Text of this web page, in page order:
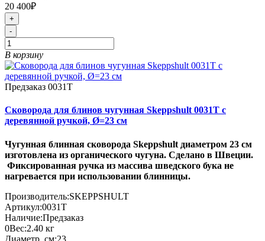
20 400₽
+
-
В корзину
Предзаказ 0031T
Сковорода для блинов чугунная Skeppshult 0031T с
деревянной ручкой, Ø=23 см
Чугунная блинная сковорода Skeppshult диаметром 23 см
изготовлена из органического чугуна. Сделано в Швеции.
Фиксированная ручка из массива шведского бука не
нагревается при использовании блинницы.
Производитель:SKEPPSHULT
Артикул:0031T
Наличие:Предзаказ
0Вес:2.40 кг
Диаметр, см:23